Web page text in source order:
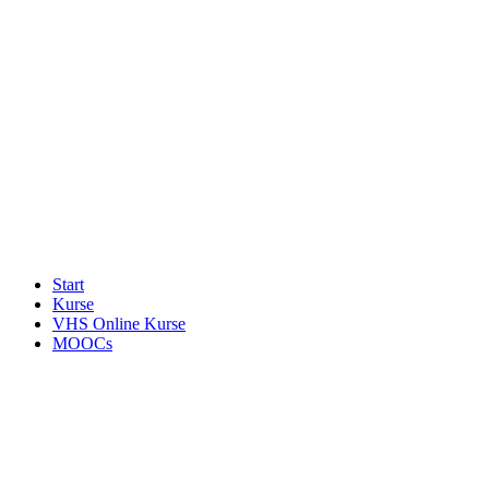
Start
Kurse
VHS Online Kurse
MOOCs